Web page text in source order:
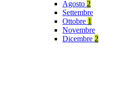
Agosto 2
Settembre
Ottobre 1
Novembre
Dicembre 2